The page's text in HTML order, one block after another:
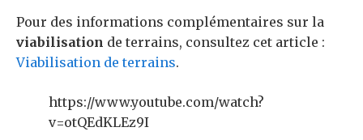
Pour des informations complémentaires sur la
viabilisation de terrains, consultez cet article :
Viabilisation de terrains.
https://www.youtube.com/watch?
v=otQEdKLEz9I